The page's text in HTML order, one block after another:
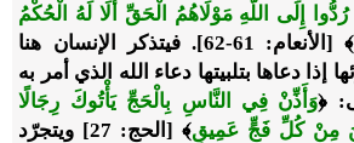
إِلَى اللَّهِ مَوْلَاهُمُ الْحَقِّ أَلَا لَهُ الْحُكْمُ
﴾ [الأنعام: 61-62]. فيتذكر الإنسان هنا
إذا دعاها بتلبيتها دعاء الله الذي أمر به
﴿وَأَذِّنْ فِي النَّاسِ بِالْحَجِّ يَأْتُوكَ رِجَالًا
مِنْ كُلِّ فَجٍّ عَمِيقٍ
﴾ [الحج: 27] ويتجرّد